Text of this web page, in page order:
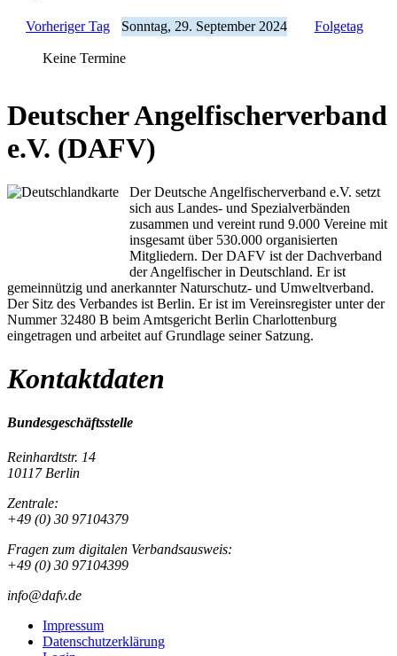
Vorheriger Tag Sonntag, 29. September 2024 Folgetag
Keine Termine
Deutscher Angelfischerverband
e.V. (DAFV)
Der Deutsche Angelfischerverband e.V. setzt
sich aus Landes- und Spezialverbänden
zusammen und vereint rund 9.000 Vereine mit
insgesamt über 530.000 organisierten
Mitgliedern. Der DAFV ist der Dachverband
der Angelfischer in Deutschland. Er ist
gemeinnützig und anerkannter Naturschutz- und Umweltverband.
Der Sitz des Verbandes ist Berlin. Er ist im Vereinsregister unter der
Nummer 32480 B beim Amtsgericht Berlin Charlottenburg
eingetragen und arbeitet auf Grundlage seiner Satzung.
Kontaktdaten
Bundesgeschäftsstelle
Reinhardtstr. 14
10117 Berlin
Zentrale:
+49 (0) 30 97104379
Fragen zum digitalen Verbandsausweis:
+49 (0) 30 97104399
info@dafv.de
Impressum
Datenschutzerklärung